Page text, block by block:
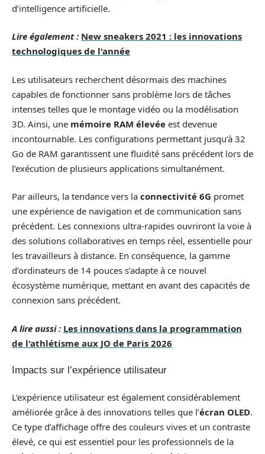
d’intelligence artificielle.
Lire également : New sneakers 2021 : les innovations
technologiques de l'année
Les utilisateurs recherchent désormais des machines
capables de fonctionner sans problème lors de tâches
intenses telles que le montage vidéo ou la modélisation
3D. Ainsi, une mémoire RAM élevée est devenue
incontournable. Les configurations permettant jusqu’à 32
Go de RAM garantissent une fluidité sans précédent lors de
l’exécution de plusieurs applications simultanément.
Par ailleurs, la tendance vers la connectivité 6G promet
une expérience de navigation et de communication sans
précédent. Les connexions ultra-rapides ouvriront la voie à
des solutions collaboratives en temps réel, essentielle pour
les travailleurs à distance. En conséquence, la gamme
d’ordinateurs de 14 pouces s’adapte à ce nouvel
écosystème numérique, mettant en avant des capacités de
connexion sans précédent.
A lire aussi : Les innovations dans la programmation
de l'athlétisme aux JO de Paris 2026
Impacts sur l’expérience utilisateur
L’expérience utilisateur est également considérablement
améliorée grâce à des innovations telles que l’écran OLED.
Ce type d’affichage offre des couleurs vives et un contraste
élevé, ce qui est essentiel pour les professionnels de la